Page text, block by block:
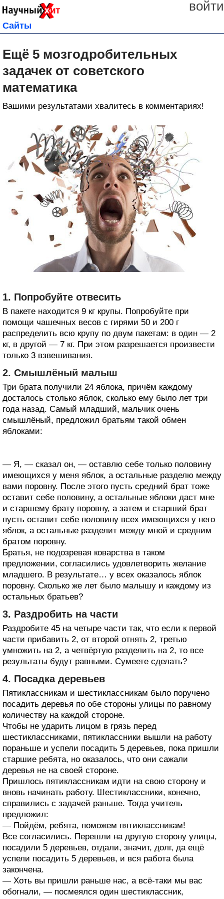
войти
Сайты
Ещё 5 мозгодробительных
задачек от советского
математика
Вашими результатами хвалитесь в комментариях!
1. Попробуйте отвесить
В пакете находится 9 кг крупы. Попробуйте при
помощи чашечных весов с гирями 50 и 200 г
распределить всю крупу по двум пакетам: в один — 2
кг, в другой — 7 кг. При этом разрешается произвести
только 3 взвешивания.
2. Смышлёный малыш
Три брата получили 24 яблока, причём каждому
досталось столько яблок, сколько ему было лет три
года назад. Самый младший, мальчик очень
смышлёный, предложил братьям такой обмен
яблоками:
— Я, — сказал он, — оставлю себе только половину
имеющихся у меня яблок, а остальные разделю между
вами поровну. После этого пусть средний брат тоже
оставит себе половину, а остальные яблоки даст мне
и старшему брату поровну, а затем и старший брат
пусть оставит себе половину всех имеющихся у него
яблок, а остальные разделит между мной и средним
братом поровну.
Братья, не подозревая коварства в таком
предложении, согласились удовлетворить желание
младшего. В результате… у всех оказалось яблок
поровну. Сколько же лет было малышу и каждому из
остальных братьев?
3. Раздробить на части
Раздробите 45 на четыре части так, что если к первой
части прибавить 2, от второй отнять 2, третью
умножить на 2, а четвёртую разделить на 2, то все
результаты будут равными. Сумеете сделать?
4. Посадка деревьев
Пятиклассникам и шестиклассникам было поручено
посадить деревья по обе стороны улицы по равному
количеству на каждой стороне.
Чтобы не ударить лицом в грязь перед
шестиклассниками, пятиклассники вышли на работу
пораньше и успели посадить 5 деревьев, пока пришли
старшие ребята, но оказалось, что они сажали
деревья не на своей стороне.
Пришлось пятиклассникам идти на свою сторону и
вновь начинать работу. Шестиклассники, конечно,
справились с задачей раньше. Тогда учитель
предложил:
— Пойдём, ребята, поможем пятиклассникам!
Все согласились. Перешли на другую сторону улицы,
посадили 5 деревьев, отдали, значит, долг, да ещё
успели посадить 5 деревьев, и вся работа была
закончена.
— Хоть вы пришли раньше нас, а всё-таки мы вас
обогнали, — посмеялся один шестиклассник,